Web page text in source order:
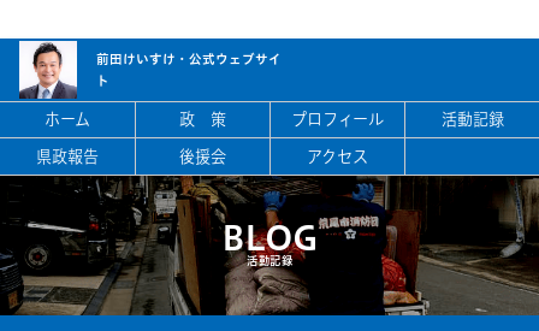
前田けいすけ・ 公式ウェブサイ
ト
ホーム 政 策 プロフィール
活動記録
県政報告
後援会 アクセス
BLOG
活動記録